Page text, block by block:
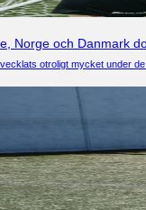
Norge och Danmark
otroligt mycket under